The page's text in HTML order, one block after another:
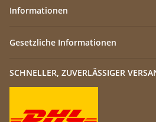
Informationen
Gesetzliche Informationen
SCHNELLER, ZUVERLÄSSIGER